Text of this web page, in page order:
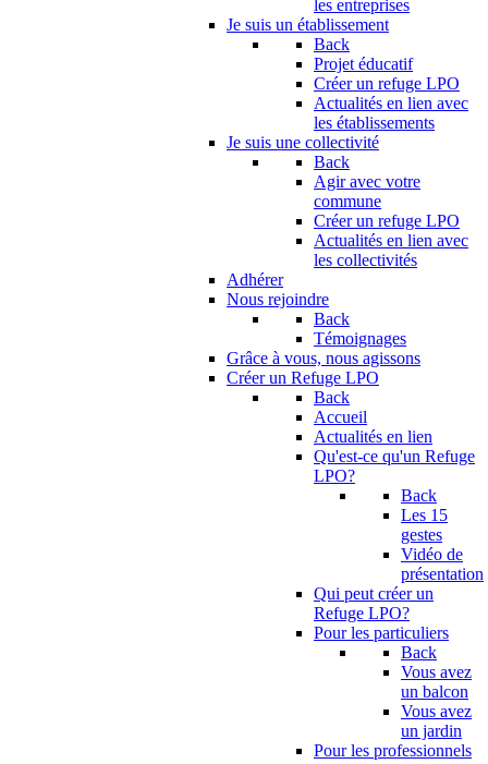
les entreprises
Je suis un établissement
Back
Projet éducatif
Créer un refuge LPO
Actualités en lien avec
les établissements
Je suis une collectivité
Back
Agir avec votre
commune
Créer un refuge LPO
Actualités en lien avec
les collectivités
Adhérer
Nous rejoindre
Back
Témoignages
Grâce à vous, nous agissons
Créer un Refuge LPO
Back
Accueil
Actualités en lien
Qu'est-ce qu'un Refuge
LPO?
Back
Les 15
gestes
Vidéo de
présentation
Qui peut créer un
Refuge LPO?
Pour les particuliers
Back
Vous avez
un balcon
Vous avez
un jardin
Pour les professionnels